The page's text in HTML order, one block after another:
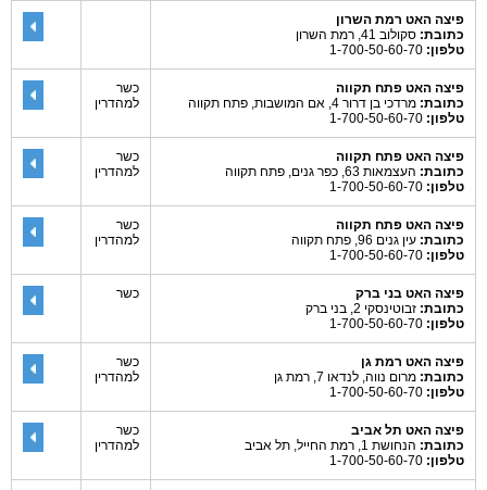
פיצה האט רמת השרון
כתובת: סקולוב 41, רמת השרון
טלפון:
פיצה האט פתח תקווה
כתובת: מרדכי בן דרור 4, אם המושבות, פתח תקווה
טלפון:
כשר
למהדרין
פיצה האט פתח תקווה
כתובת: העצמאות 63, כפר גנים, פתח תקווה
טלפון:
כשר
למהדרין
פיצה האט פתח תקווה
כתובת: עין גנים 96, פתח תקווה
טלפון:
כשר
למהדרין
פיצה האט בני ברק
כתובת: זבוטינסקי 2, בני ברק
טלפון:
כשר
פיצה האט רמת גן
כתובת: מרום נווה, לנדאו 7, רמת גן
טלפון:
כשר
למהדרין
פיצה האט תל אביב
כתובת: הנחושת 1, רמת החייל, תל אביב
טלפון:
כשר
למהדרין